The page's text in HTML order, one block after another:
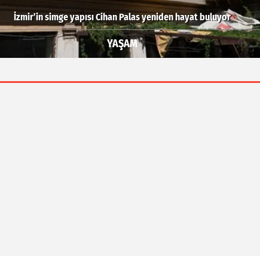
Ar-Ge'ye 254 milyar TL harcadık! Ar-Ge'de en büyük pay
GÜNDEM